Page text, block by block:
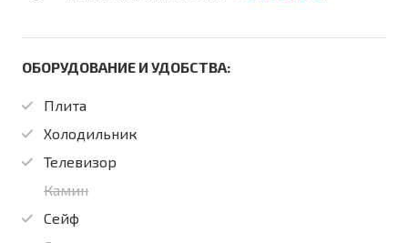
ОБОРУДОВАНИЕ И УДОБСТВА:
Плита
Холодильник
Телевизор
Камин
Сейф